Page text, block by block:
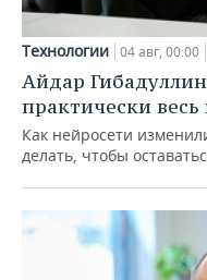
Технологии 04 авг, 00:00
Айдар
практически
Как нейросети
делать, чтобы